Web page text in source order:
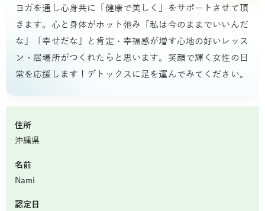
ヨガを通し心身共に「健康で美しく」をサポートさせて頂
きます。心と身体がホット弛み「私は今のままでいいんだ
な」「幸せだな」と肯定・幸福感が増す心地の好いレッス
ン・居場所がつくれたらと思います。笑顔で輝く女性の日
常を応援します！デトックスに足を運んでみてください。
住所
沖縄県
名前
Nami
認定日